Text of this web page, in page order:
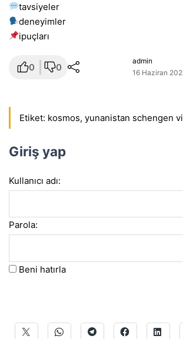
tavsiyeler
deneyimler
i̇puçları
0 0
admin
16 Haziran
Etiket: kosmos, yunanistan schengen
Giriş yap
Kullanıcı adı:
Parola:
Beni hatırla